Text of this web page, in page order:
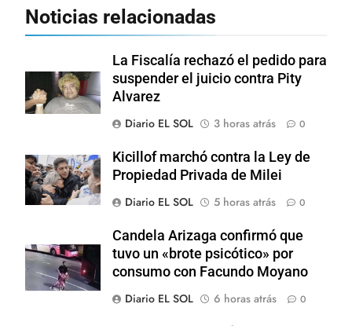
Noticias relacionadas
La Fiscalía rechazó el pedido para
suspender el juicio contra Pity
Alvarez
Diario EL SOL
3 horas atrás 0
Kicillof marchó contra la Ley de
Propiedad Privada de Milei
Diario EL SOL
5 horas atrás 0
Candela Arizaga confirmó que
tuvo un «brote psicótico» por
consumo con Facundo Moyano
Diario EL SOL
6 horas atrás 0